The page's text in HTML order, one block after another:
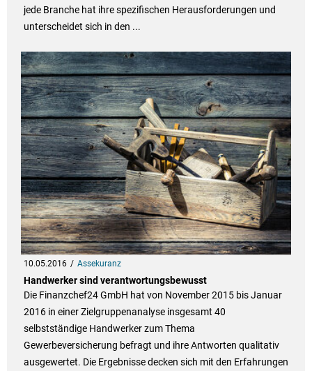
jede Branche hat ihre spezifischen Herausforderungen und
unterscheidet sich in den ...
10.05.2016 Assekuranz
Handwerker sind verantwortungsbewusst
Die Finanzchef24 GmbH hat von November 2015 bis Januar
2016 in einer Zielgruppenanalyse insgesamt 40
selbstständige Handwerker zum Thema
Gewerbeversicherung befragt und ihre Antworten qualitativ
ausgewertet. Die Ergebnisse decken sich mit den Erfahrungen